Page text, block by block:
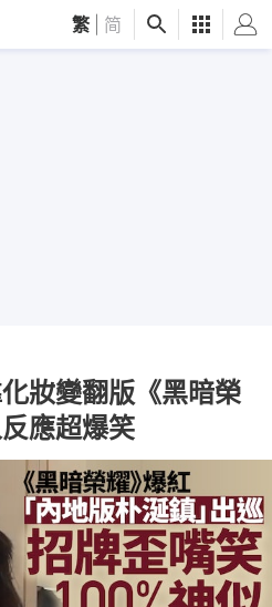
繁 简
妝變翻版《黑暗榮
應超爆笑